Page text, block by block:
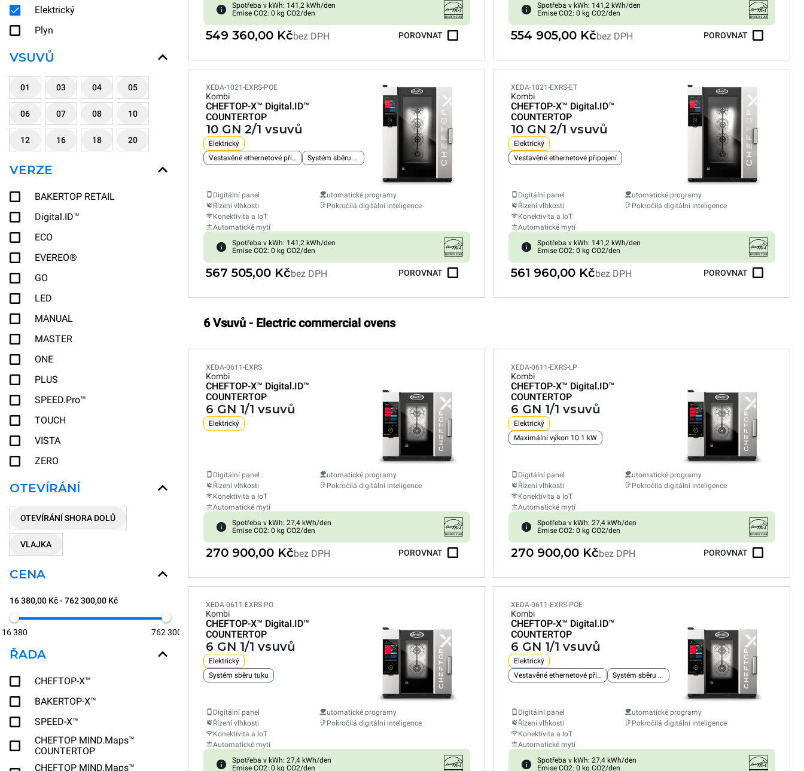
Elektrický
Plyn
VSUVŮ
01 03 04 05
06 07 08 10
12 16 18 20
VERZE
BAKERTOP RETAIL
Digital.ID™
ECO
EVEREO®
GO
LED
MANUAL
MASTER
ONE
PLUS
SPEED.Pro™
TOUCH
VISTA
ZERO
OTEVÍRÁNÍ
OTEVÍRÁNÍ SHORA DOLŮ
VLAJKA
CENA
16 380,00 Kč - 762 300,00 Kč
16 380 762 300
ŘADA
CHEFTOP-X™
BAKERTOP-X™
SPEED-X™
CHEFTOP MIND.Maps™
COUNTERTOP
CHEFTOP MIND.Maps™
Spotřeba v kWh: 141,2 kWh/den
Emise CO2: 0 kg CO2/den
549 360,00 Kčbez DPH POROVNAT
Spotřeba v kWh: 141,2 kWh/den
Emise CO2: 0 kg CO2/den
554 905,00 Kčbez DPH POROVNAT
XEDA-1021-EXRS-POE
Kombi
CHEFTOP-X™ Digital.ID™
COUNTERTOP
10 GN 2/1 vsuvů
Elektrický
Vestavěné ethernetové připojení
Systém sběru tuku
Digitální panel
Řízení vlhkosti
Konektivita a IoT
Automatické mytí
utomatické programy
Pokročilá digitální inteligence
Spotřeba v kWh: 141,2 kWh/den
Emise CO2: 0 kg CO2/den
567 505,00 Kčbez DPH POROVNAT
XEDA-1021-EXRS-ET
Kombi
CHEFTOP-X™ Digital.ID™
COUNTERTOP
10 GN 2/1 vsuvů
Elektrický
Vestavěné ethernetové připojení
Digitální panel
Řízení vlhkosti
Konektivita a IoT
Automatické mytí
utomatické programy
Pokročilá digitální inteligence
Spotřeba v kWh: 141,2 kWh/den
Emise CO2: 0 kg CO2/den
561 960,00 Kčbez DPH POROVNAT
6 Vsuvů - Electric commercial ovens
XEDA-0611-EXRS
Kombi
CHEFTOP-X™ Digital.ID™
COUNTERTOP
6 GN 1/1 vsuvů
Elektrický
Digitální panel
Řízení vlhkosti
Konektivita a IoT
Automatické mytí
utomatické programy
Pokročilá digitální inteligence
Spotřeba v kWh: 27,4 kWh/den
Emise CO2: 0 kg CO2/den
270 900,00 Kčbez DPH POROVNAT
XEDA-0611-EXRS-LP
Kombi
CHEFTOP-X™ Digital.ID™
COUNTERTOP
6 GN 1/1 vsuvů
Elektrický
Maximální výkon 10.1 kW
Digitální panel
Řízení vlhkosti
Konektivita a IoT
Automatické mytí
utomatické programy
Pokročilá digitální inteligence
Spotřeba v kWh: 27,4 kWh/den
Emise CO2: 0 kg CO2/den
270 900,00 Kčbez DPH POROVNAT
XEDA-0611-EXRS-PO
Kombi
CHEFTOP-X™ Digital.ID™
COUNTERTOP
6 GN 1/1 vsuvů
Elektrický
Systém sběru tuku
Digitální panel
Řízení vlhkosti
Konektivita a IoT
Automatické mytí
utomatické programy
Pokročilá digitální inteligence
Spotřeba v kWh: 27,4 kWh/den
Emise CO2: 0 kg CO2/den
XEDA-0611-EXRS-POE
Kombi
CHEFTOP-X™ Digital.ID™
COUNTERTOP
6 GN 1/1 vsuvů
Elektrický
Vestavěné ethernetové připojení
Systém sběru tuku
Digitální panel
Řízení vlhkosti
Konektivita a IoT
Automatické mytí
utomatické programy
Pokročilá digitální inteligence
Spotřeba v kWh: 27,4 kWh/den
Emise CO2: 0 kg CO2/den